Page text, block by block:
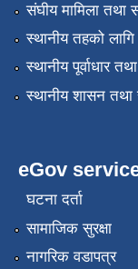
संघीय मामिला तथा
स्थानीय तहको
स्थानीय पूर्वाधार
स्थानीय शासन तथा
eGov
घटना दर्ता
सामाजिक सुरक्षा
नागरिक वडापत्र